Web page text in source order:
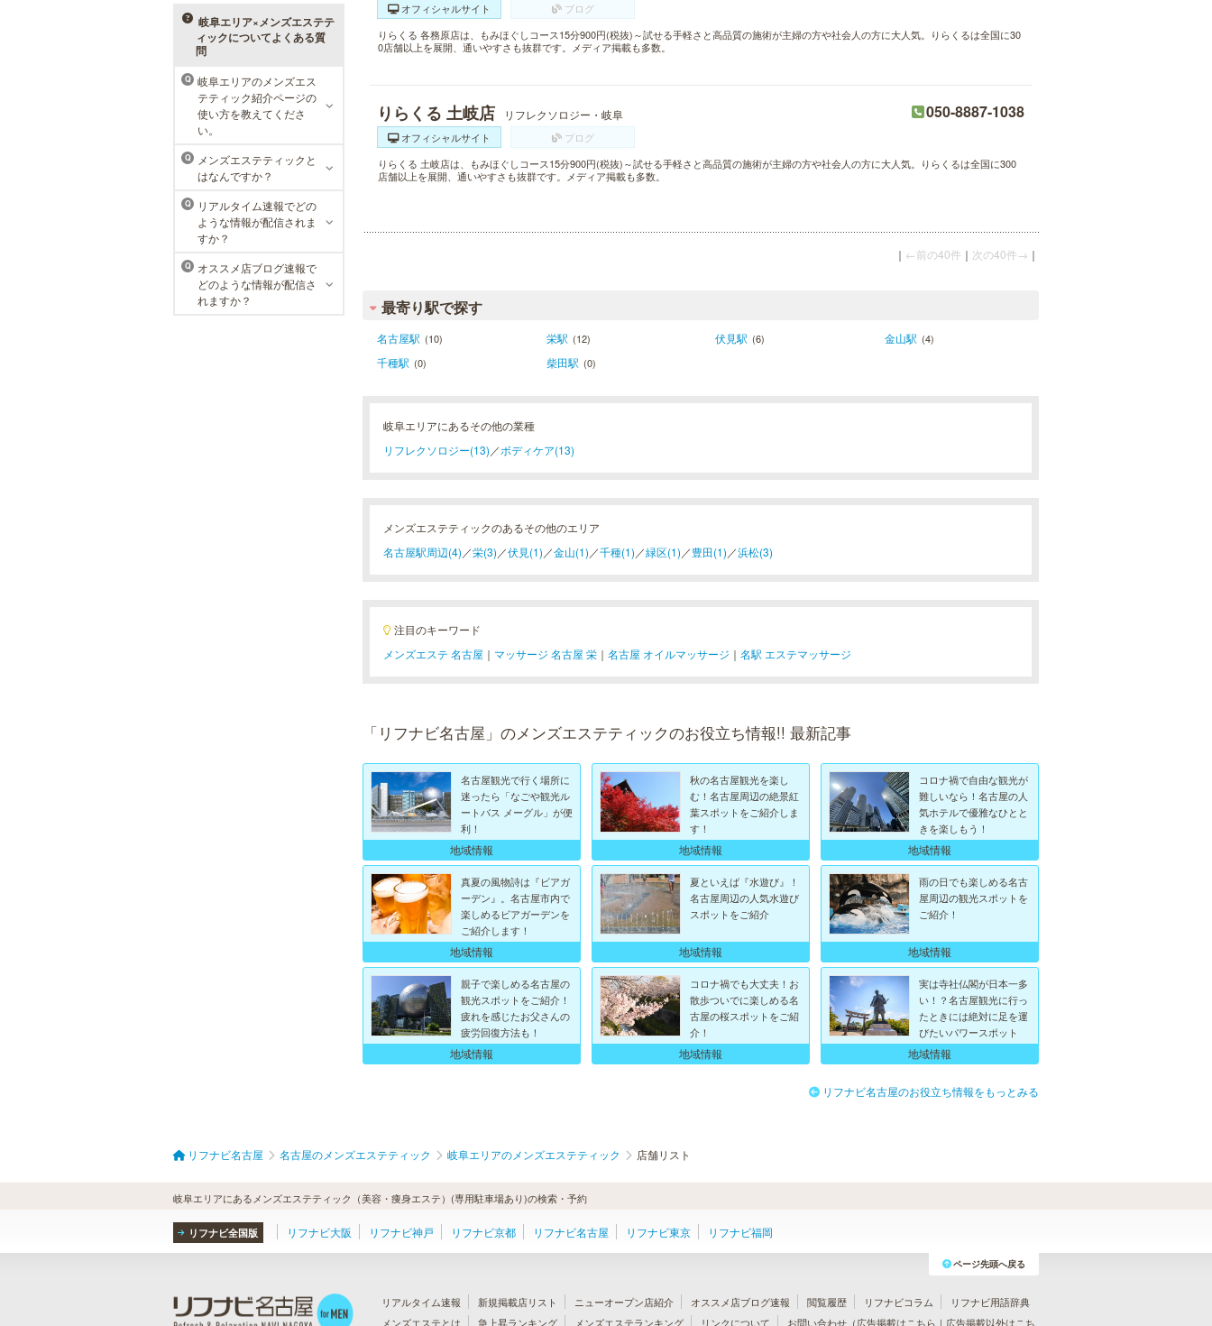
展開するクリニックになりました。
ラ・パルレ 名古屋本店
ラ・パルレでは、内側からも外側か
らも健康的に美しく男性をサポー
ト。脱メタボリックやダイエット、
マッチョコースやにきび内外コー
ス、アロマトリートメント等多彩な
メニューをご用意。お得な体験コー
スも多数！
岐阜エリア×メンズエステテ
ィックについてよくある質
問
Q
岐阜エリアのメンズエス
テティック紹介ページの
使い方を教えてくださ
い。
Q
メンズエステティックと
はなんですか？
Q
リアルタイム速報でどの
ような情報が配信されま
すか？
Q
オススメ店ブログ速報で
どのような情報が配信さ
れますか？
オフィシャルサイト
ブログ
りらくる 各務原店は、もみほぐしコース15分900円(税抜)～試せる手軽さと高品質の施術が主婦の方や社会人の方に大人気。りらくるは全国に30
0店舗以上を展開、通いやすさも抜群です。メディア掲載も多数。
りらくる 土岐店 リフレクソロジー・岐阜 050-8887-1038
オフィシャルサイト
ブログ
りらくる 土岐店は、もみほぐしコース15分900円(税抜)～試せる手軽さと高品質の施術が主婦の方や社会人の方に大人気。りらくるは全国に300
店舗以上を展開、通いやすさも抜群です。メディア掲載も多数。
｜ ←前の40件 ｜ 次の40件→ ｜
最寄り駅で探す
名古屋駅 (10) 栄駅 (12) 伏見駅 (6) 金山駅 (4)
千種駅 (0) 柴田駅 (0)
岐阜エリアにあるその他の業種
リフレクソロジー(13) ／ボディケア(13)
メンズエステティックのあるその他のエリア
名古屋駅周辺(4) ／栄(3) ／伏見(1) ／金山(1) ／千種(1) ／緑区(1) ／豊田(1) ／浜松(3)
注目のキーワード
メンズエステ 名古屋 ｜ マッサージ 名古屋 栄 ｜ 名古屋 オイルマッサージ ｜ 名駅 エステマッサージ
「リフナビ名古屋」のメンズエステティックのお役立ち情報!! 最新記事
名古屋観光で行く場所に
迷ったら「なごや観光ル
ートバス メーグル」が便
利！
地域情報
秋の名古屋観光を楽し
む！名古屋周辺の絶景紅
葉スポットをご紹介しま
す！
地域情報
コロナ禍で自由な観光が
難しいなら！名古屋の人
気ホテルで優雅なひとと
きを楽しもう！
地域情報
真夏の風物詩は『ビアガ
ーデン』。名古屋市内で
楽しめるビアガーデンを
ご紹介します！
地域情報
夏といえば『水遊び』！
名古屋周辺の人気水遊び
スポットをご紹介
地域情報
雨の日でも楽しめる名古
屋周辺の観光スポットを
ご紹介！
地域情報
親子で楽しめる名古屋の
観光スポットをご紹介！
疲れを感じたお父さんの
疲労回復方法も！
地域情報
コロナ禍でも大丈夫！お
散歩ついでに楽しめる名
古屋の桜スポットをご紹
介！
地域情報
実は寺社仏閣が日本一多
い！？名古屋観光に行っ
たときには絶対に足を運
びたいパワースポット
地域情報
リフナビ名古屋のお役立ち情報をもっとみる
リフナビ名古屋 名古屋のメンズエステティック 岐阜エリアのメンズエステティック 店舗リスト
岐阜エリアにあるメンズエステティック（美容・痩身エステ）(専用駐車場あり)の検索・予約
リフナビ全国版 リフナビ大阪 リフナビ神戸 リフナビ京都 リフナビ名古屋 リフナビ東京 リフナビ福岡
ページ先頭へ戻る
リアルタイム速報 新規掲載店リスト ニューオープン店紹介 オススメ店ブログ速報 閲覧履歴 リフナビコラム
リフナビ用語辞典
メンズエステとは
急上昇ランキング メンズエステランキング リンクについて お問い合わせ（広告掲載はこちら ｜ 広告掲載以外はこち